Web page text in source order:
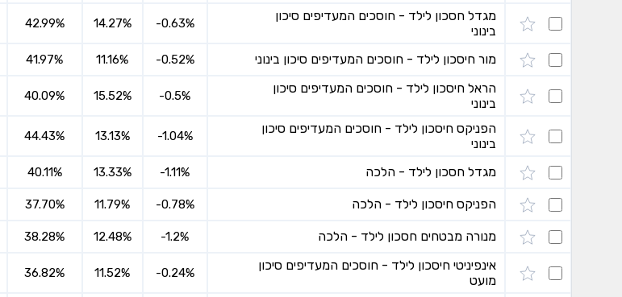
מגדל חסכון לילד - חוסכים המעדיפים סיכון
בינוני
-0.63%
14.27%
42.99%
מור חיסכון לילד - חוסכים המעדיפים סיכון בינוני -0.52%
11.16%
41.97%
הראל חיסכון לילד - חוסכים המעדיפים סיכון
בינוני
-0.5%
15.52%
40.09%
הפניקס חיסכון לילד - חוסכים המעדיפים סיכון
בינוני
-1.04%
13.13%
44.43%
מגדל חסכון לילד - הלכה -1.11%
13.33%
40.11%
הפניקס חיסכון לילד - הלכה -0.78%
11.79%
37.70%
מנורה מבטחים חסכון לילד - הלכה -1.2%
12.48%
38.28%
אינפיניטי חיסכון לילד - חוסכים המעדיפים סיכון
מועט
-0.24%
11.52%
36.82%